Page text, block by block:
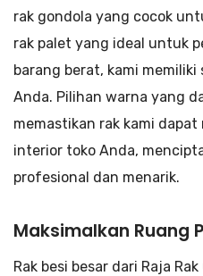
rak gondola yang cocok
rak palet yang ideal untuk
barang berat, kami
Anda. Pilihan warna yang
memastikan rak kami
interior toko Anda,
profesional dan menarik.
Maksimalkan Ruang
Rak besi besar dari Raja